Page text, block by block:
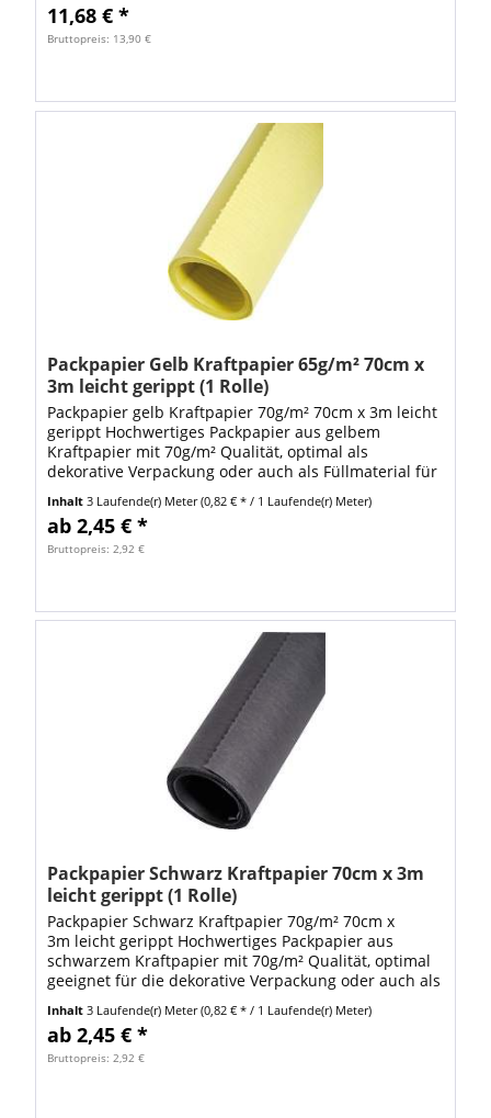
11,68 € *
Bruttopreis: 13,90 €
Packpapier Gelb Kraftpapier 65g/m² 70cm x
3m leicht gerippt (1 Rolle)
Packpapier gelb Kraftpapier 70g/m² 70cm x 3m leicht
gerippt Hochwertiges Packpapier aus gelbem
Kraftpapier mit 70g/m² Qualität, optimal als
dekorative Verpackung oder auch als Füllmaterial für
Inhalt3 Laufende(r) Meter(0,82 € * / 1 Laufende(r) Meter)
ab 2,45 € *
Bruttopreis: 2,92 €
Packpapier Schwarz Kraftpapier 70cm x 3m
leicht gerippt (1 Rolle)
Packpapier Schwarz Kraftpapier 70g/m² 70cm x
3m leicht gerippt Hochwertiges Packpapier aus
schwarzem Kraftpapier mit 70g/m² Qualität, optimal
geeignet für die dekorative Verpackung oder auch als
Inhalt3 Laufende(r) Meter(0,82 € * / 1 Laufende(r) Meter)
ab 2,45 € *
Bruttopreis: 2,92 €